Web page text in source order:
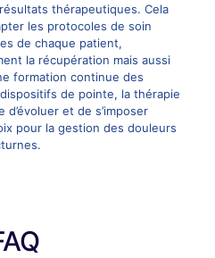
thérapeutiques. Cela
les protocoles de soin
de chaque patient,
la récupération mais aussi
formation continue des
de pointe, la thérapie
et de s’imposer
pour la gestion des douleurs